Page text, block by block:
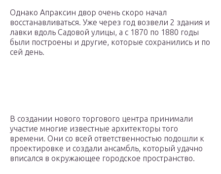
Однако Апраксин двор очень скоро начал
восстанавливаться. Уже через год возвели 2 здания и
лавки вдоль Садовой улицы, а с 1870 по 1880 годы
были построены и другие, которые сохранились и по
сей день.
В создании нового торгового центра принимали
участие многие известные архитекторы того
времени. Они со всей ответственностью подошли к
проектировке и создали ансамбль, который удачно
вписался в окружающее городское пространство.